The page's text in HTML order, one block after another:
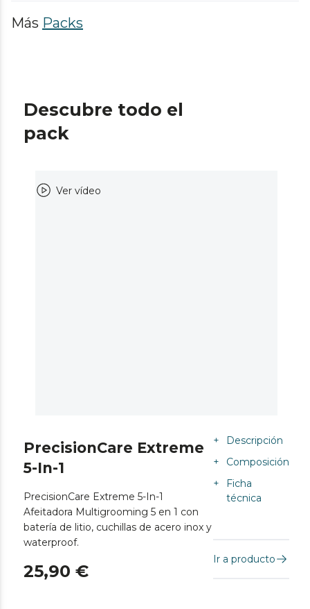
Más Packs
Descubre todo el
pack
Ver vídeo
PrecisionCare Extreme
5-In-1
PrecisionCare Extreme 5-In-1
Afeitadora Multigrooming 5 en 1 con
batería de litio, cuchillas de acero inox y
waterproof.
25,90 €
+
Descripción
+
Composición
+
Ficha
técnica
Ir a producto